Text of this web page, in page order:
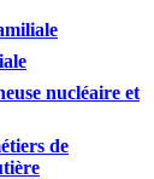
nucléaire et
de